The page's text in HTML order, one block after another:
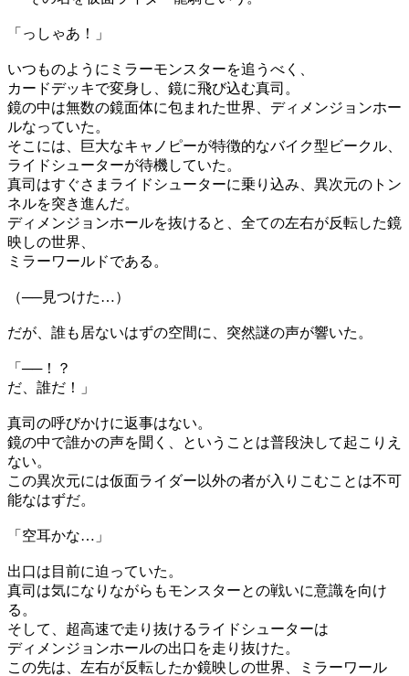
「っしゃあ！」
いつものようにミラーモンスターを追うべく、
カードデッキで変身し、鏡に飛び込む真司。
鏡の中は無数の鏡面体に包まれた世界、ディメンジョンホー
ルなっていた。
そこには、巨大なキャノピーが特徴的なバイク型ビークル、
ライドシューターが待機していた。
真司はすぐさまライドシューターに乗り込み、異次元のトン
ネルを突き進んだ。
ディメンジョンホールを抜けると、全ての左右が反転した鏡
映しの世界、
ミラーワールドである。
（──見つけた…）
だが、誰も居ないはずの空間に、突然謎の声が響いた。
「──！？
だ、誰だ！」
真司の呼びかけに返事はない。
鏡の中で誰かの声を聞く、ということは普段決して起こりえ
ない。
この異次元には仮面ライダー以外の者が入りこむことは不可
能なはずだ。
「空耳かな…」
出口は目前に迫っていた。
真司は気になりながらもモンスターとの戦いに意識を向け
る。
そして、超高速で走り抜けるライドシューターは
ディメンジョンホールの出口を走り抜けた。
この先は、左右が反転したか鏡映しの世界、ミラーワール